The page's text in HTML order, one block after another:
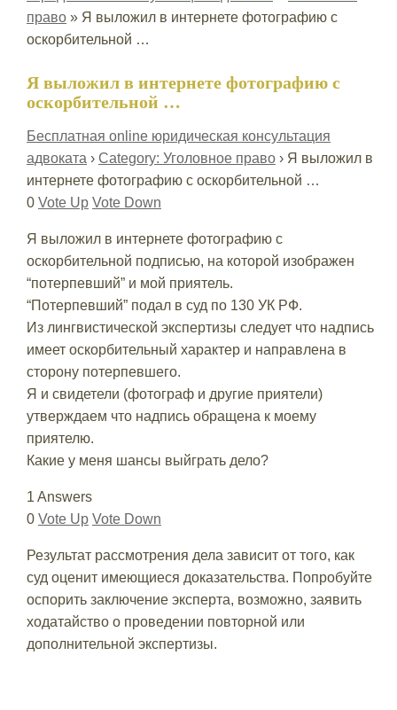
право» Я выложил в интернете фотографию с
оскорбительной …
Я выложил в интернете фотографию с
оскорбительной …
Бесплатная online юридическая консультация
адвоката › Category: Уголовное право› Я выложил в
интернете фотографию с оскорбительной …
0 Vote Up Vote Down
Я выложил в интернете фотографию с
оскорбительной подписью, на которой изображен
“потерпевший” и мой приятель.
“Потерпевший” подал в суд по 130 УК РФ.
Из лингвистической экспертизы следует что надпись
имеет оскорбительный характер и направлена в
сторону потерпевшего.
Я и свидетели (фотограф и другие приятели)
утверждаем что надпись обращена к моему
приятелю.
Какие у меня шансы выйграть дело?
1 Answers
0 Vote Up Vote Down
Результат рассмотрения дела зависит от того, как
суд оценит имеющиеся доказательства. Попробуйте
оспорить заключение эксперта, возможно, заявить
ходатайство о проведении повторной или
дополнительной экспертизы.